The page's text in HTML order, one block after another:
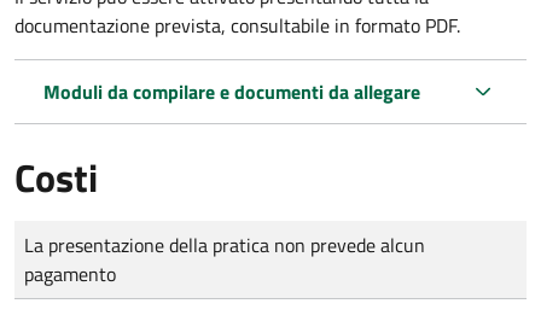
documentazione prevista, consultabile in formato PDF.
Moduli da compilare e documenti da allegare
Costi
Tipo di pagamento
Importo
La presentazione della pratica non prevede alcun
pagamento